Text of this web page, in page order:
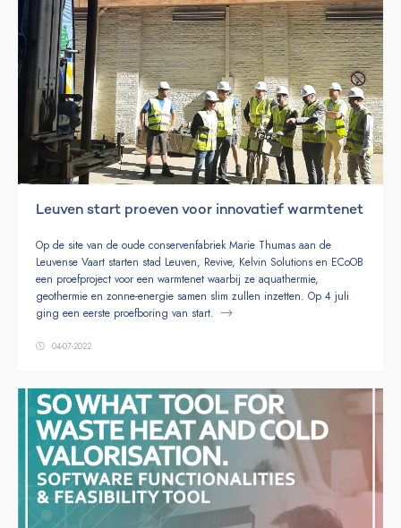
Leuven start proeven voor innovatief warmtenet
Op de site van de oude conservenfabriek Marie Thumas aan de
Leuvense Vaart starten stad Leuven, Revive, Kelvin Solutions en ECoOB
een proefproject voor een warmtenet waarbij ze aquathermie,
geothermie en zonne-energie samen slim zullen inzetten. Op 4 juli
ging een eerste proefboring van start.
04-07-2022